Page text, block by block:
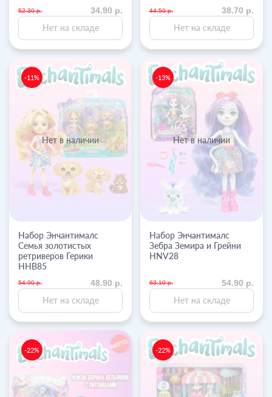
52.30 р. 34.90 р.
Нет на складе
44.50 р. 38.70 р.
Нет на складе
Нет в наличии
-11%
Набор Энчантималс
Семья золотистых
ретриверов Герики
HHB85
54.90 р. 48.90 р.
Нет на складе
Нет в наличии
-13%
Набор Энчантималс
Зебра Земира и Грейни
HNV28
63.10 р. 54.90 р.
Нет на складе
-22% -22%